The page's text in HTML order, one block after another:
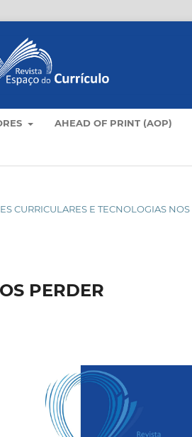
AHEAD OF PRINT (AOP)
CURRICULARES E TECNOLOGIAS NOS
PERDER